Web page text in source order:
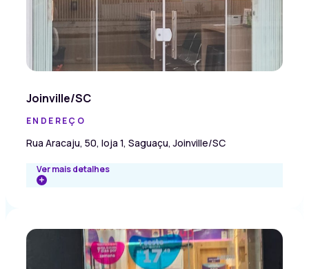
Joinville/SC
ENDEREÇO
Rua Aracaju, 50, loja 1, Saguaçu, Joinville/SC
Ver mais detalhes